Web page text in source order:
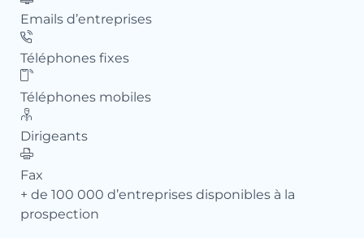
Emails d’entreprises
Téléphones fixes
Téléphones mobiles
Dirigeants
Fax
+ de 100 000 d’entreprises disponibles à la
prospection